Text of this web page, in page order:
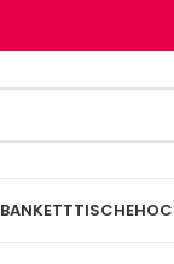
BANKETTTISCHE